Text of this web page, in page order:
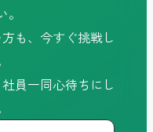
も、今すぐ挑戦し
員一同心待ちにし